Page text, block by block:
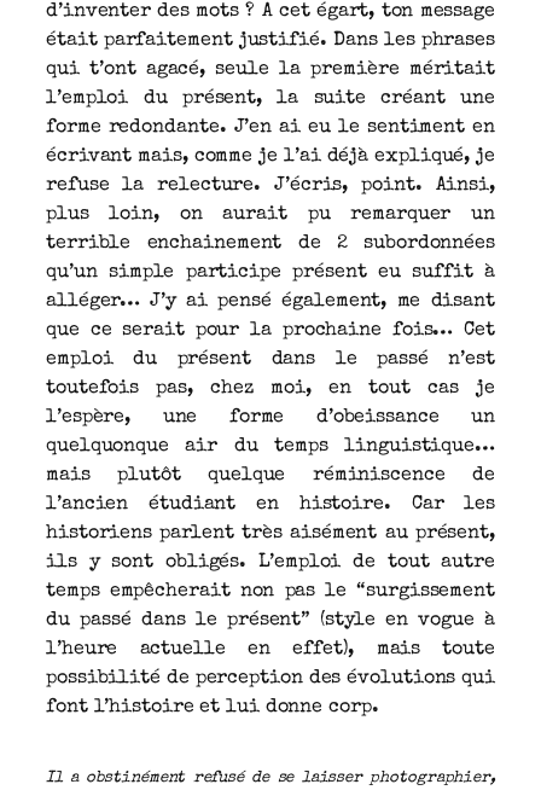
d’inventer des mots ? A cet égart, ton message
était parfaitement justifié. Dans les phrases
qui t’ont agacé, seule la première méritait
l’emploi du présent, la suite créant une
forme redondante. J’en ai eu le sentiment en
écrivant mais, comme je l’ai déjà expliqué, je
refuse la relecture. J’écris, point. Ainsi,
plus loin, on aurait pu remarquer un
terrible enchainement de 2 subordonnées
qu’un simple participe présent eu suffit à
alléger… J’y ai pensé également, me disant
que ce serait pour la prochaine fois… Cet
emploi du présent dans le passé n’est
toutefois pas, chez moi, en tout cas je
l’espère, une forme d’obeissance un
quelquonque air du temps linguistique…
mais plutôt quelque réminiscence de
l’ancien étudiant en histoire. Car les
historiens parlent très aisément au présent,
ils y sont obligés. L’emploi de tout autre
temps empêcherait non pas le “surgissement
du passé dans le présent” (style en vogue à
l’heure actuelle en effet), mais toute
possibilité de perception des évolutions qui
font l’histoire et lui donne corp.
Il a obstinément refusé de se laisser photographier,